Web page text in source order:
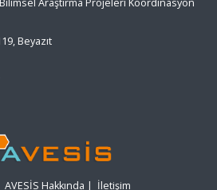
Araştırma Projeleri Koordinasyon
Beyazıt
AVESİS Hakkında | İletişim